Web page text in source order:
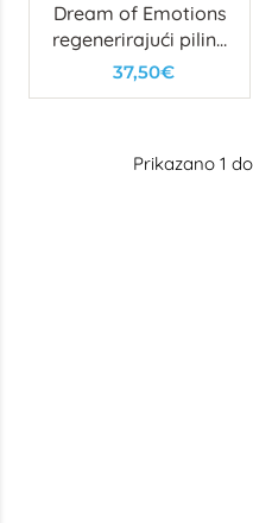
Dream of Emotions
regenerirajući piling
sol & šećer
37,50€
Prikazano 1